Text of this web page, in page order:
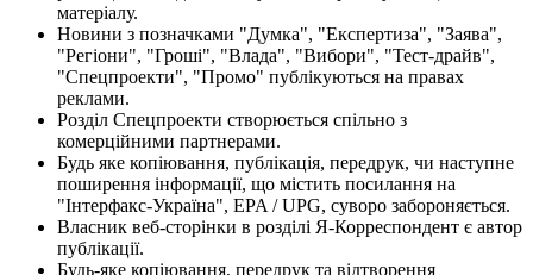
матеріалу.
Новини з позначками "Думка", "Експертиза", "Заява",
"Регіони", "Гроші", "Влада", "Вибори", "Тест-драйв",
"Спецпроекти", "Промо" публікуються на правах
реклами.
Розділ Спецпроекти створюється спільно з
комерційними партнерами.
Будь яке копіювання, публікація, передрук, чи наступне
поширення інформації, що містить посилання на
"Інтерфакс-Україна", EPA / UPG, суворо забороняється.
Власник веб-сторінки в розділі Я-Корреспондент є автор
публікації.
Будь-яке копіювання, передрук та відтворення